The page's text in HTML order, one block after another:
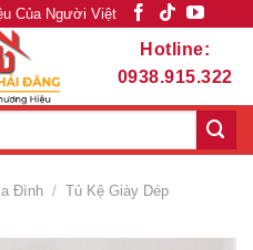
Của Người Việt
Hotline:
0938.915.322
Đình / Tủ Kệ Giày Dép